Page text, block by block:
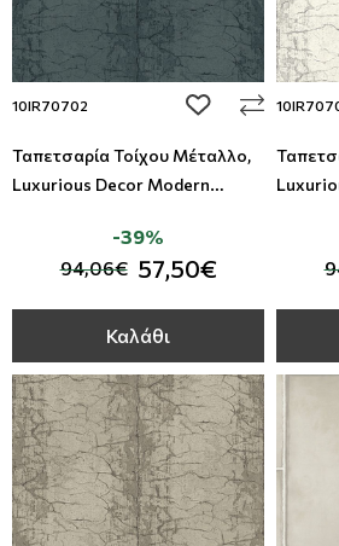
10IR70702 add to wishlist
Ταπετσαρία Τοίχου Μέταλλο,
Luxurious Decor Modern
94,06€ 57,50€
-39%
Καλάθι